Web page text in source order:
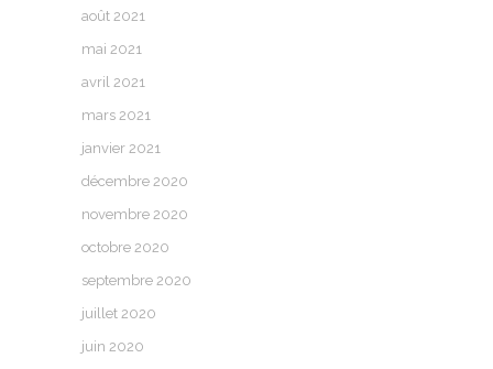
août 2021
mai 2021
avril 2021
mars 2021
janvier 2021
décembre 2020
novembre 2020
octobre 2020
septembre 2020
juillet 2020
juin 2020